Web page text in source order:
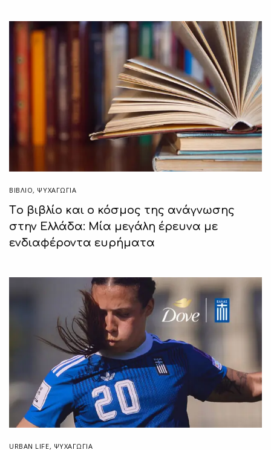
ΒΙΒΛΊΟ, ΨΥΧΑΓΩΓΙΑ
Tο βιβλίο και ο κόσμος της ανάγνωσης
στην Ελλάδα: Μία μεγάλη έρευνα με
ενδιαφέροντα ευρήματα
URBAN LIFE, ΨΥΧΑΓΩΓΙΑ